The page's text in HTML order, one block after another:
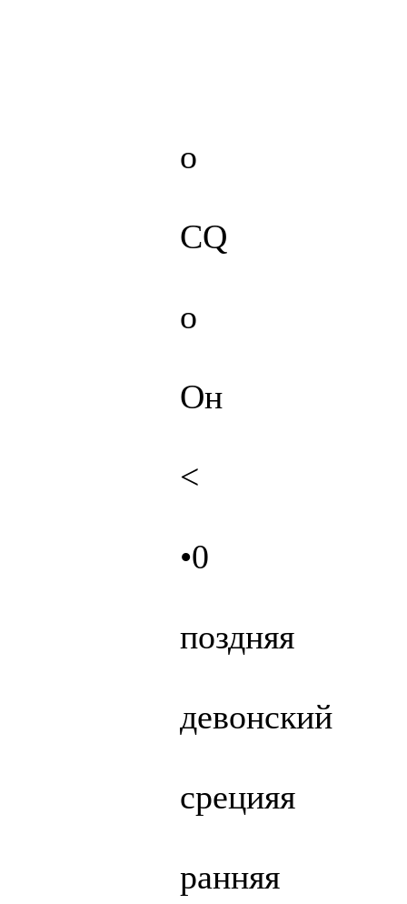
о
CQ
о
Он
<
•0
поздняя
девонский
срецияя
ранняя